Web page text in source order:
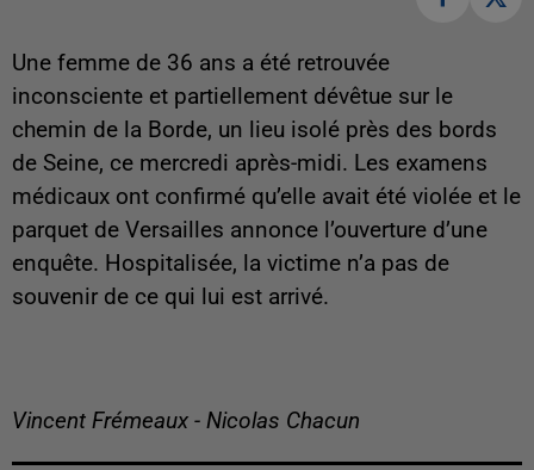
Une femme de 36 ans a été retrouvée
inconsciente et partiellement dévêtue sur le
chemin de la Borde, un lieu isolé près des bords
de Seine, ce mercredi après-midi. Les examens
médicaux ont confirmé qu’elle avait été violée et le
parquet de Versailles annonce l’ouverture d’une
enquête. Hospitalisée, la victime n’a pas de
souvenir de ce qui lui est arrivé.
Vincent Frémeaux - Nicolas Chacun